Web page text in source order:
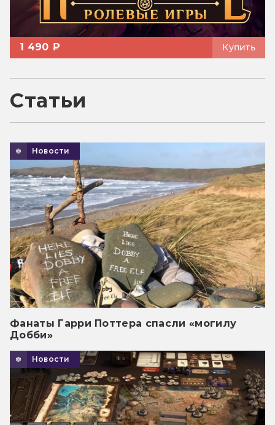
1 490 ₽ Купить
Статьи
Новости
Фанаты Гарри Поттера спасли «могилу
Добби»
Новости